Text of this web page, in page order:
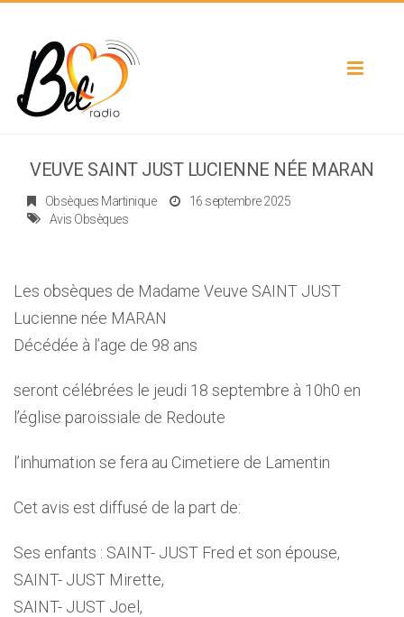
Toggle
VEUVE SAINT JUST LUCIENNE NÉE MARAN
Obsèques Martinique
16 septembre 2025
Avis Obsèques
Les obsèques de Madame Veuve SAINT JUST
Lucienne née MARAN
Décédée à l’age de 98 ans
seront célébrées le jeudi 18 septembre à 10h0 en
l’église paroissiale de Redoute
l’inhumation se fera au Cimetiere de Lamentin
Cet avis est diffusé de la part de:
Ses enfants : SAINT- JUST Fred et son épouse,
SAINT- JUST Mirette,
SAINT- JUST Joel,